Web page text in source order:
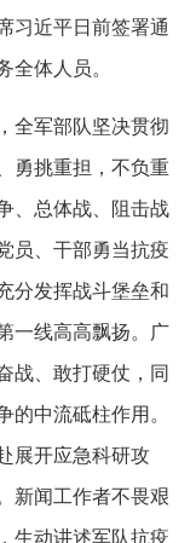
习近平日前签署通
全体人员。
全军部队坚决贯彻
勇挑重担，不负重
、总体战、阻击战
员、干部勇当抗疫
分发挥战斗堡垒和
一线高高飘扬。广
战、敢打硬仗，同
的中流砥柱作用。
展开应急科研攻
新闻工作者不畏艰
生动讲述军队抗疫